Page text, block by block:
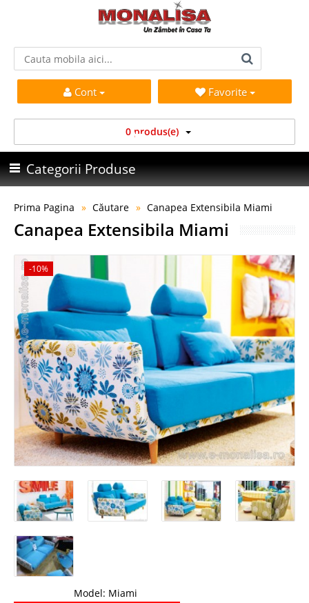
Cont Favorite
0 produs(e)
Categorii Produse
Prima Pagina Căutare Canapea Extensibila Miami
Canapea Extensibila Miami
-10%
Model: Miami